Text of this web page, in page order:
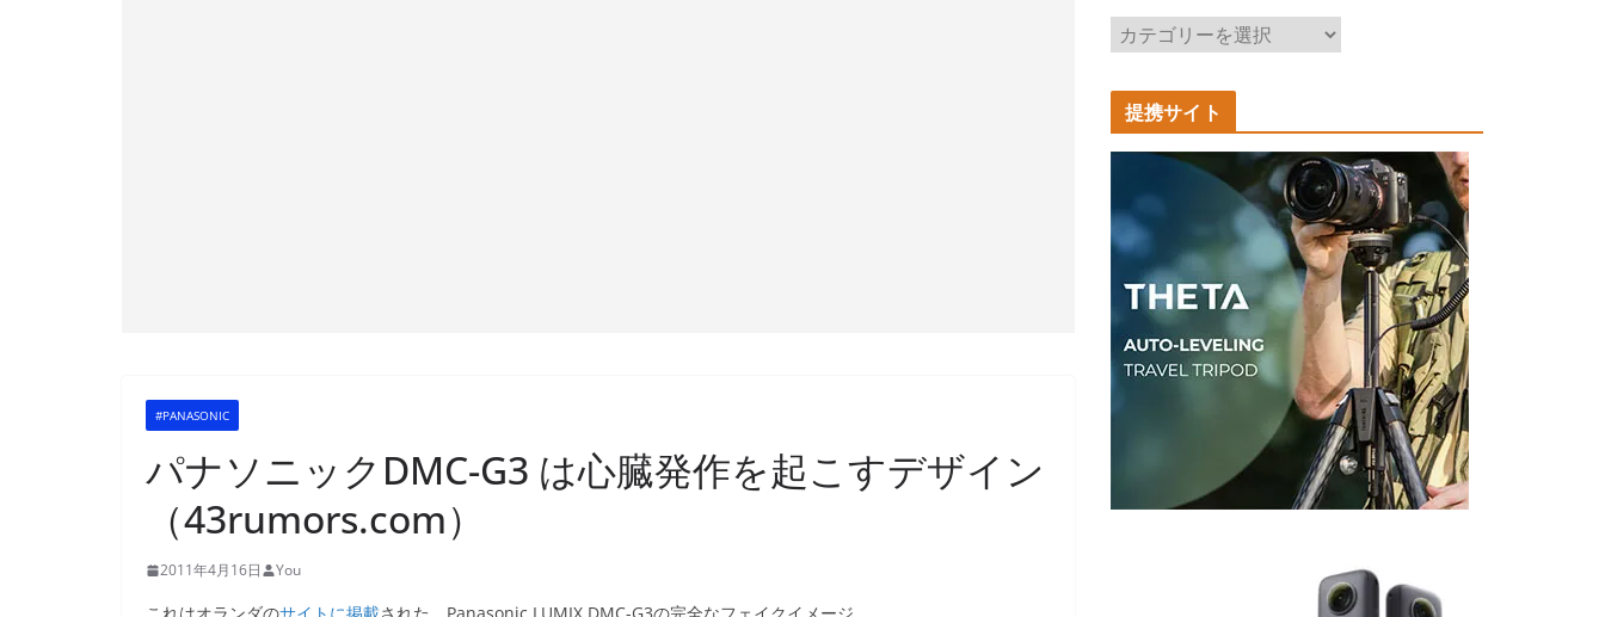
#PANASONIC
パナソニックDMC-G3 は心臓発作を起こすデザイン
（43rumors.com）
2011年4月16日 You
記
事
カ
テ
ゴ
ー
提携サイト